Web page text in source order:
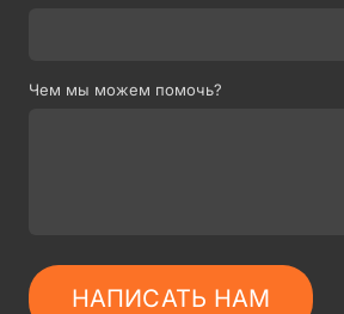
Чем мы можем помочь?
НАПИСАТЬ НАМ